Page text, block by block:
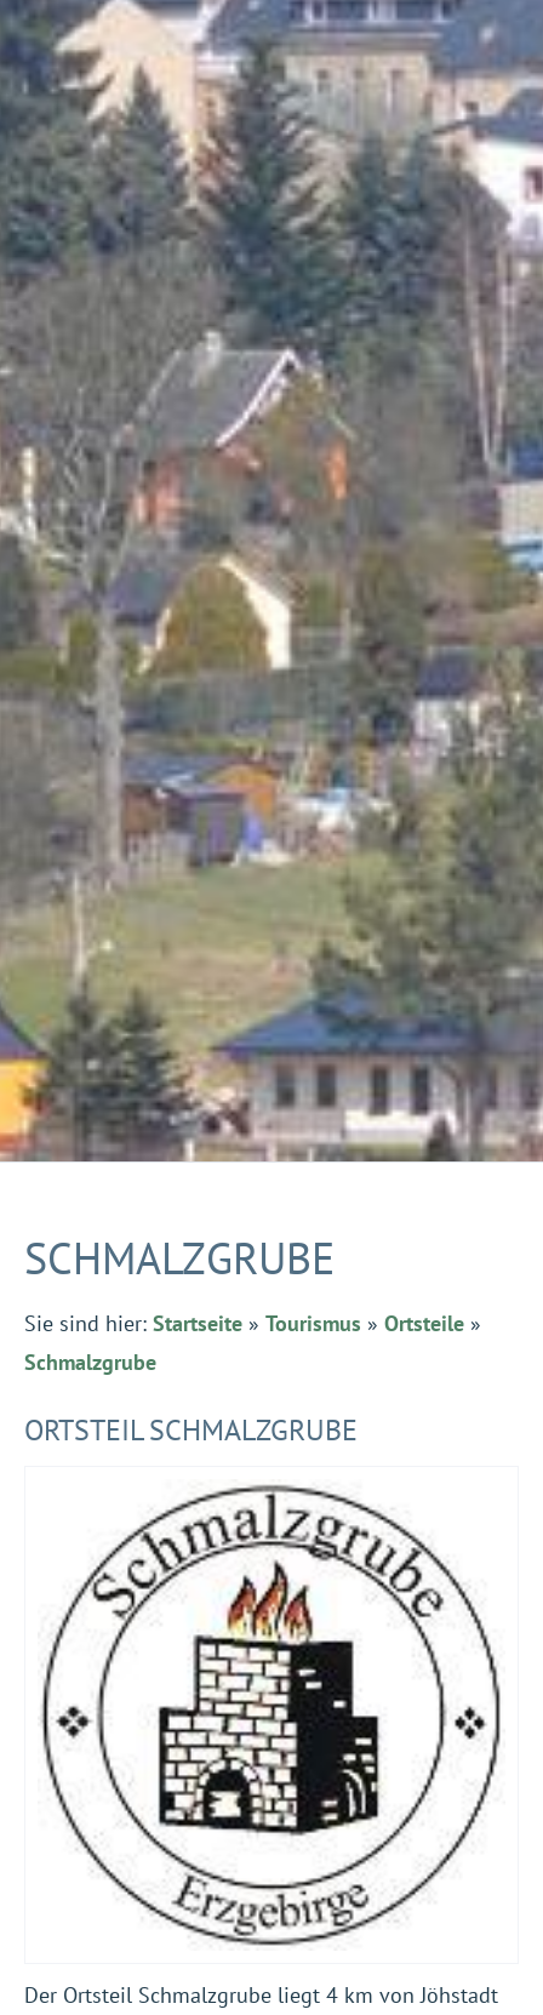
SCHMALZGRUBE
Sie sind hier: Startseite » Tourismus » Ortsteile »
Schmalzgrube
ORTSTEIL SCHMALZGRUBE
Der Ortsteil Schmalzgrube liegt 4 km von Jöhstadt